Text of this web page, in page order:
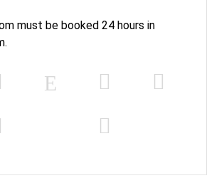
must be booked 24 hours in